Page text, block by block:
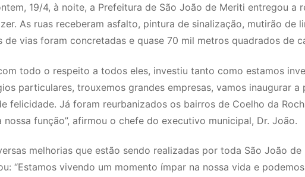
19/4, à noite, a Prefeitura de São João de Meriti entregou a
As ruas receberam asfalto, pintura de sinalização, mutirão de
vias foram concretadas e quase 70 mil metros quadrados de
todo o respeito a todos eles, investiu tanto como estamos
particulares, trouxemos grandes empresas, vamos inaugurar
felicidade. Já foram reurbanizados os bairros de Coelho da
função”, afirmou o chefe do executivo municipal, Dr. João.
melhorias que estão sendo realizadas por toda São João
“Estamos vivendo um momento ímpar na nossa vida e